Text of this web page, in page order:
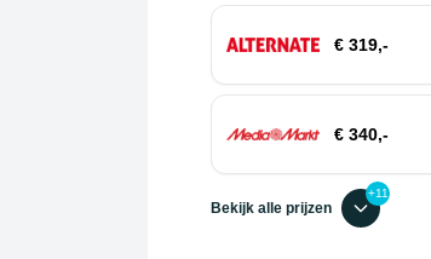
€ 319,-
€ 340,-
Bekijk alle prijzen
+11